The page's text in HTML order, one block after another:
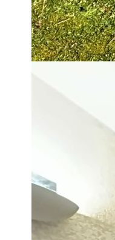
Montant estimé des